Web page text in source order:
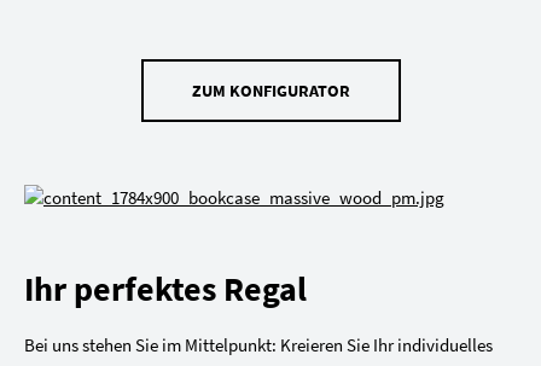
ZUM KONFIGURATOR
Ihr perfektes Regal
Bei uns stehen Sie im Mittelpunkt: Kreieren Sie Ihr individuelles